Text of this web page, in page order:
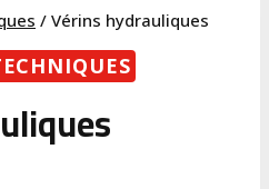
/ Vérins hydrauliques